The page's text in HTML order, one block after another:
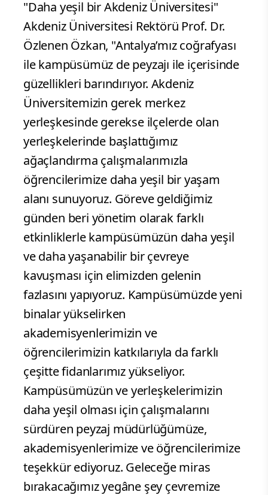
"Daha yeşil bir Akdeniz Üniversitesi"
Akdeniz Üniversitesi Rektörü Prof. Dr.
Özlenen Özkan, "Antalya’mız coğrafyası
ile kampüsümüz de peyzajı ile içerisinde
güzellikleri barındırıyor. Akdeniz
Üniversitemizin gerek merkez
yerleşkesinde gerekse ilçelerde olan
yerleşkelerinde başlattığımız
ağaçlandırma çalışmalarımızla
öğrencilerimize daha yeşil bir yaşam
alanı sunuyoruz. Göreve geldiğimiz
günden beri yönetim olarak farklı
etkinliklerle kampüsümüzün daha yeşil
ve daha yaşanabilir bir çevreye
kavuşması için elimizden gelenin
fazlasını yapıyoruz. Kampüsümüzde yeni
binalar yükselirken
akademisyenlerimizin ve
öğrencilerimizin katkılarıyla da farklı
çeşitte fidanlarımız yükseliyor.
Kampüsümüzün ve yerleşkelerimizin
daha yeşil olması için çalışmalarını
sürdüren peyzaj müdürlüğümüze,
akademisyenlerimize ve öğrencilerimize
teşekkür ediyoruz. Geleceğe miras
bırakacağımız yegâne şey çevremize